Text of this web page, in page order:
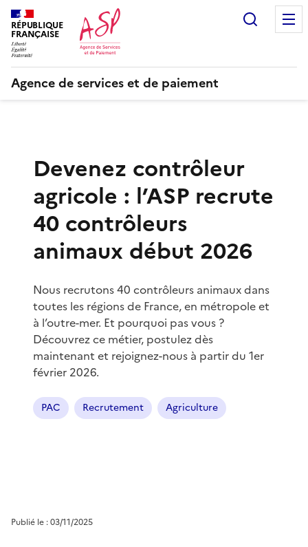
RÉPUBLIQUE
FRANÇAISE
Agence de services et de paiement
Devenez contrôleur
agricole : l’ASP recrute
40 contrôleurs
animaux début 2026
Nous recrutons 40 contrôleurs animaux dans
toutes les régions de France, en métropole et
à l’outre-mer. Et pourquoi pas vous ?
Découvrez ce métier, postulez dès
maintenant et rejoignez-nous à partir du 1er
février 2026.
PAC Recrutement Agriculture
Publié le : 03/11/2025